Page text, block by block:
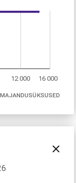
12 000 16 000
MAJANDUSÜKSUSED